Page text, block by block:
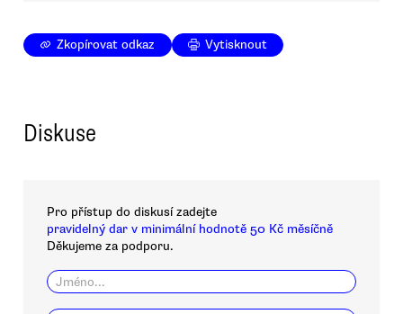
Zkopírovat odkaz Vytisknout
Diskuse
Pro přístup do diskusí zadejte
pravidelný dar v minimální hodnotě 50 Kč měsíčně
Děkujeme za podporu.